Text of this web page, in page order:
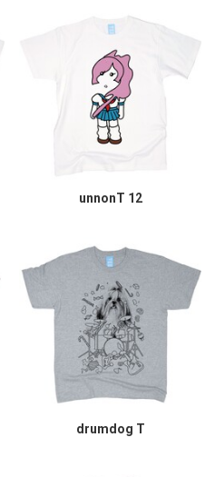
unnonT 12
drumdog T